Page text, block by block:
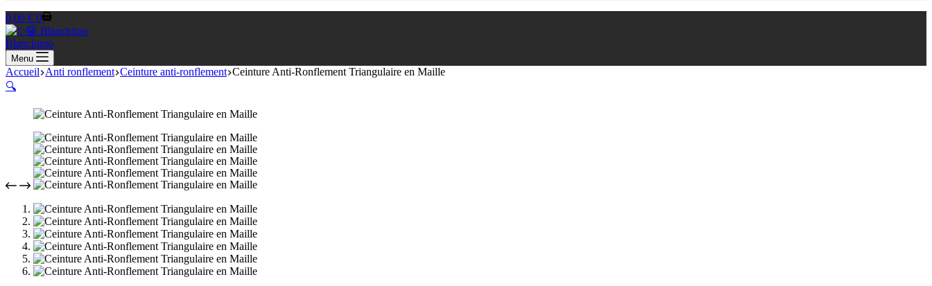
Panier
d’achat
0,00 € 0
Blanchimo
Menu
Accueil Anti ronflement Ceinture anti-ronflement Ceinture Anti-Ronflement Triangulaire en Maille
🔍